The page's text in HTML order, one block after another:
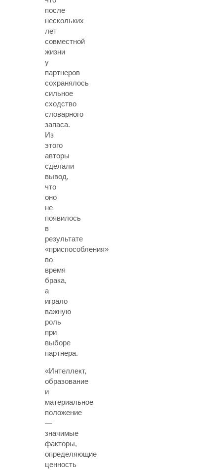
после
нескольких
лет
совместной
жизни
у
партнеров
сохранялось
сильное
сходство
словарного
запаса.
Из
этого
авторы
сделали
вывод,
что
оно
не
появилось
в
результате
«приспособления»
во
время
брака,
а
играло
важную
роль
при
выборе
партнера.
«Интеллект,
образование
и
материальное
положение
—
значимые
факторы,
определяющие
ценность